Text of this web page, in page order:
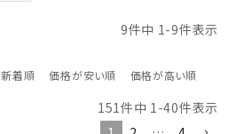
9件中 1 -9件表示
新着順 価格が安い順 価格が高い順
151 件中 1 -40件表示